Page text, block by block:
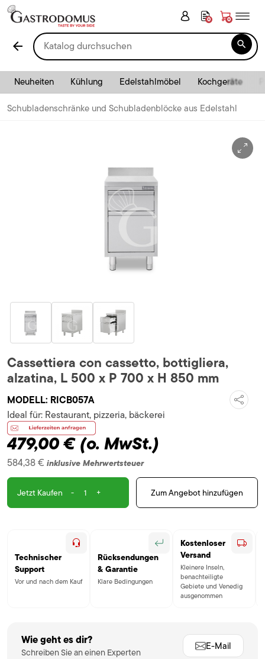
0 0
arrow_back 
Neuheiten Kühlung Edelstahlmöbel Kochgeräte
Schubladenschränke und Schubladenblöcke aus Edelstahl
Cassettiera con cassetto, bottigliera,
alzatina, L 500 x P 700 x H 850 mm
MODELL: RICB057A
479,00 €(o. MwSt.)
584,38 € inklusive Mehrwertsteuer
Ideal für: Restaurant, pizzeria, bäckerei
Jetzt Kaufen - + Zum Angebot hinzufügen
Technischer
Support
Vor und nach dem Kauf
Rücksendungen
& Garantie
Klare Bedingungen
Kostenloser
Versand
Kleinere Inseln,
benachteiligte
Gebiete und Venedig
ausgenommen
Wie geht es dir?
Schreiben Sie an einen Experten
E-Mail